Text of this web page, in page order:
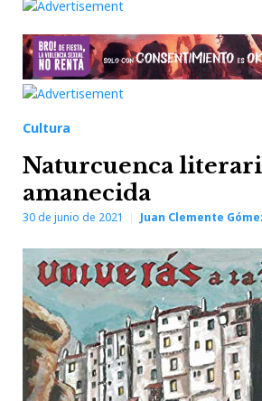
Cultura
Naturcuenca
amanecida
30 de junio de 2021 Juan Clemente